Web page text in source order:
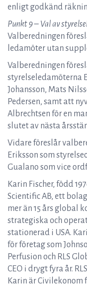
enligt godkänd
Punkt 9 – Val av
Valberedningen
ledamöter utan
Valberedningen
styrelseledamöterna
Johansson, Mats
Pedersen, samt att
Albrechtsen för en
slutet av nästa
Vidare föreslår
Eriksson som
Gualano som vice
Karin Fischer, född
Scientific AB, ett
mer än 15 års global
strategiska och
stationerad i USA.
för företag som
Perfusion och RLS
CEO i drygt fyra år.
Karin är Civilekonom